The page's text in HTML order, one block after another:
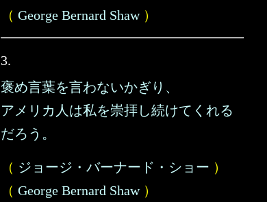
（ George Bernard Shaw）
3.
褒め言葉を言わないかぎり、
アメリカ人は私を崇拝し続けてくれる
だろう。
（ ジョージ・バーナード・ショー ）
（ George Bernard Shaw）